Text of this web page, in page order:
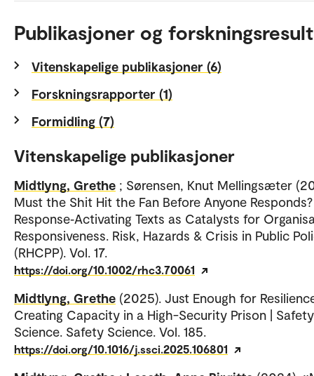
Publikasjoner og
Vitenskapelige publikasjoner (6)
Forskningsrapporter (1)
Formidling (7)
Vitenskapelige publikasjoner
Midtlyng, Grethe ; Sørensen, Knut Mellingsæter
Must the Shit Hit the Fan Before Anyone Responds?
Response‐Activating Texts as Catalysts for
Responsiveness. Risk, Hazards & Crisis in Public
(RHCPP). Vol. 17.
https://doi.org/10.1002/rhc3.70061
Midtlyng, Grethe (2025). Just Enough for
Creating Capacity in a High-Security Prison | Safety
Science. Safety Science. Vol. 185.
https://doi.org/10.1016/j.ssci.2025.106801